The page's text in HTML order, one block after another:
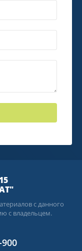
с данного
с владельцем.